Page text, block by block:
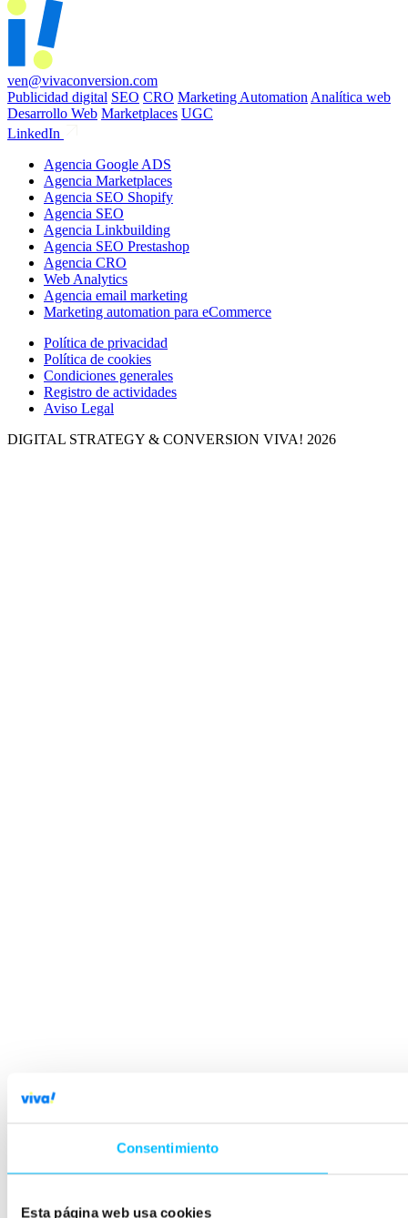
Consentimiento
Esta página web usa cookies
ven@vivaconversion.com
Publicidad digital SEO CRO Marketing Automation Analítica web
Desarrollo Web Marketplaces UGC
LinkedIn
Agencia Google ADS
Agencia Marketplaces
Agencia SEO Shopify
Agencia SEO
Agencia Linkbuilding
Agencia SEO Prestashop
Agencia CRO
Web Analytics
Agencia email marketing
Marketing automation para eCommerce
Política de privacidad
Política de cookies
Condiciones generales
Registro de actividades
Aviso Legal
DIGITAL STRATEGY & CONVERSION VIVA! 2026